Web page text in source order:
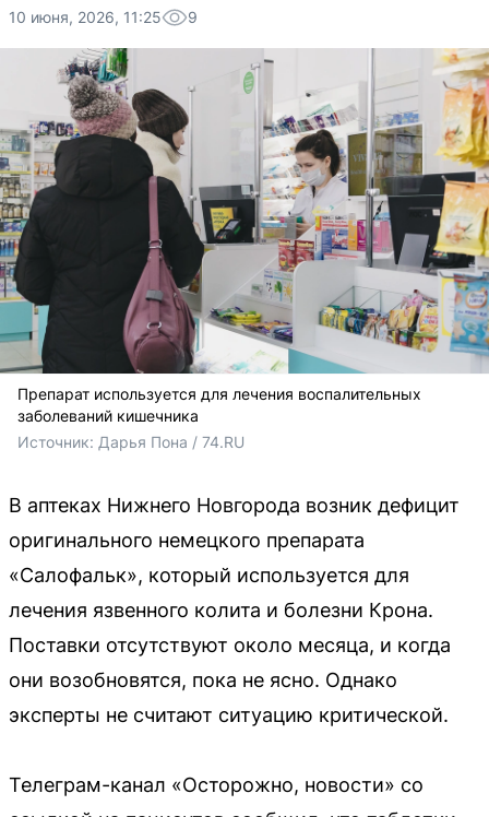
10 июня, 2026, 11:25 9
Препарат используется для лечения воспалительных
заболеваний кишечника
Источник: Дарья Пона / 74.RU
В аптеках Нижнего Новгорода возник дефицит
оригинального немецкого препарата
«Салофальк», который используется для
лечения язвенного колита и болезни Крона.
Поставки отсутствуют около месяца, и когда
они возобновятся, пока не ясно. Однако
эксперты не считают ситуацию критической.
Телеграм-канал «Осторожно, новости» со